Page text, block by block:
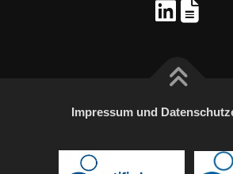
Impressum und